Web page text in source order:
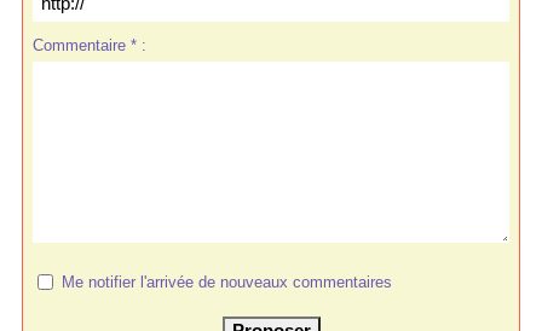
Commentaire * :
Me notifier l'arrivée de nouveaux commentaires